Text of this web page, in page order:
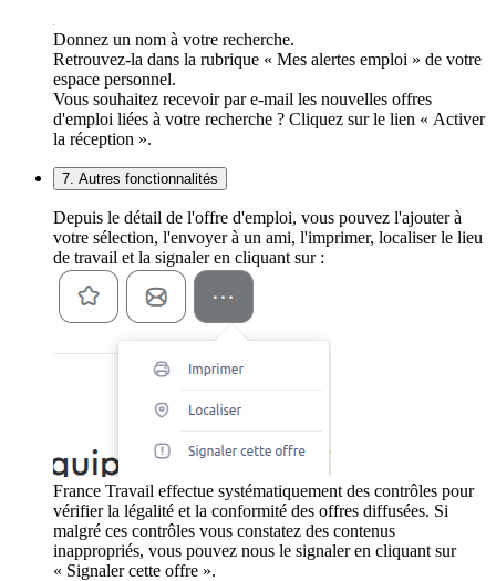
Donnez un nom à votre recherche.
Retrouvez-la dans la rubrique « Mes alertes emploi » de votre
espace personnel.
Vous souhaitez recevoir par e-mail les nouvelles offres
d'emploi liées à votre recherche ? Cliquez sur le lien « Activer
la réception ».
7. Autres fonctionnalités
Depuis le détail de l'offre d'emploi, vous pouvez l'ajouter à
votre sélection, l'envoyer à un ami, l'imprimer, localiser le lieu
de travail et la signaler en cliquant sur :
France Travail effectue systématiquement des contrôles pour
vérifier la légalité et la conformité des offres diffusées. Si
malgré ces contrôles vous constatez des contenus
inappropriés, vous pouvez nous le signaler en cliquant sur
« Signaler cette offre ».